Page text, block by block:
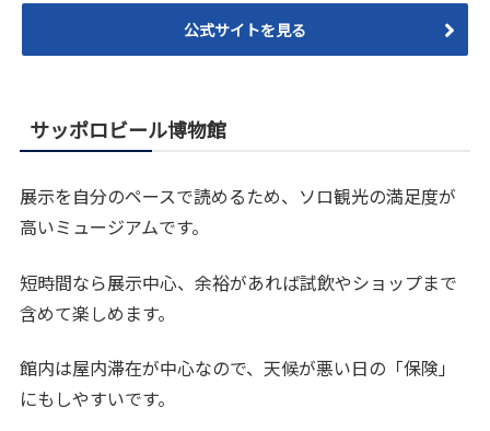
公式サイトを見る
サッポロビール博物館
展示を自分のペースで読めるため、ソロ観光の満足度が
高いミュージアムです。
短時間なら展示中心、余裕があれば試飲やショップまで
含めて楽しめます。
館内は屋内滞在が中心なので、天候が悪い日の「保険」
にもしやすいです。